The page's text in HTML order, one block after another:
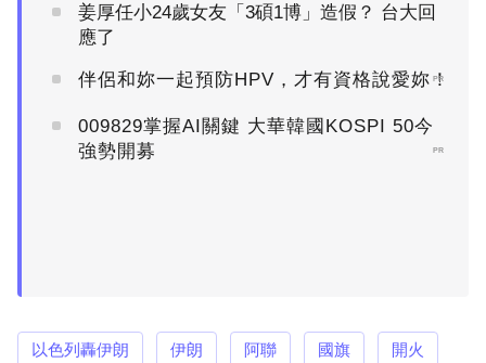
姜厚任小24歲女友「3碩1博」造假？ 台大回
應了
伴侶和妳一起預防HPV，才有資格說愛妳！
PR
009829掌握AI關鍵 大華韓國KOSPI 50今
強勢開募
PR
以色列轟伊朗 伊朗 阿聯 國旗 開火